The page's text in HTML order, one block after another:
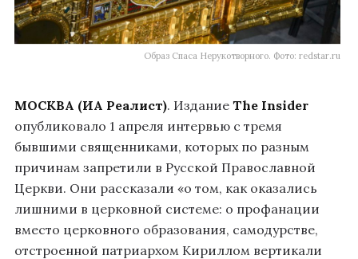
Образ Спаса Нерукотворного. Фото: redstar.ru
МОСКВА (ИА Реалист). Издание The Insider
опубликовало 1 апреля интервью с тремя
бывшими священниками, которых по разным
причинам запретили в Русской Православной
Церкви. Они рассказали «о том, как оказались
лишними в церковной системе: о профанации
вместо церковного образования, самодурстве,
отстроенной патриархом Кириллом вертикали